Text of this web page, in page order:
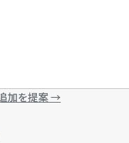
加を提案→